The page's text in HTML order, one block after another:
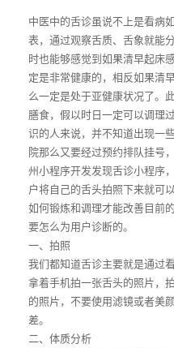
中医中的舌诊虽说不上是看病
表，通过观察舌质、舌象就能
时也能够感觉到如果清早起床
定是非常健康的，相反如果清
么一定是处于亚健康状况了。
膳食，假以时日一定可以调理
识的人来说，并不知道出现一
院那么又要经过预约排队挂号
州小程序开发发现舌诊小程序
户将自己的舌头拍照下来就可
如何锻炼和调理才能改善目前
要怎么为用户诊断的。
一、拍照
我们都知道舌诊主要就是通过
拿着手机拍一张舌头的照片，
的照片，不要使用滤镜或者美
差。
二、体质分析